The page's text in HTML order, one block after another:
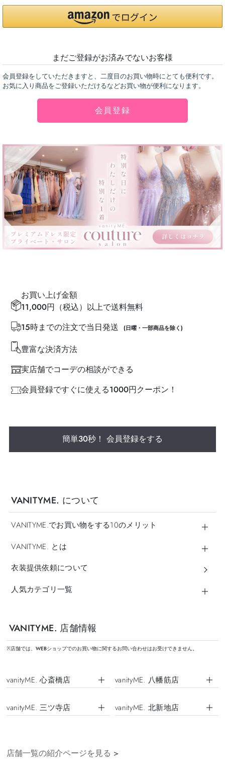
まだご登録がお済みでないお客様
会員登録をしていただきますと、二度目のお買い物時にとても便利です。
お気に入り商品をご登録いただけるなどお買い物が便利になります。
会員登録
お買い上げ金額
11,000円（税込）以上で送料無料
15時までの注文で当日発送
(日曜・一部商品を除く)
豊富な決済方法
実店舗でコーデの相談ができる
会員登録ですぐに使える1000円クーポン！
簡単30秒！ 会員登録をする
VANITYME. について
VANITYME.でお買い物をする10のメリット
VANITYME. とは
衣装提供依頼について
人気カテゴリ一覧
VANITYME. 店舗情報
※店舗では、WEBショップでのお買い物に関するお問い合わせはお受けできません。
vanityME. 心斎橋店 vanityME. 八幡筋店
vanityME. 三ツ寺店 vanityME. 北新地店
店舗一覧の紹介ページを見る >